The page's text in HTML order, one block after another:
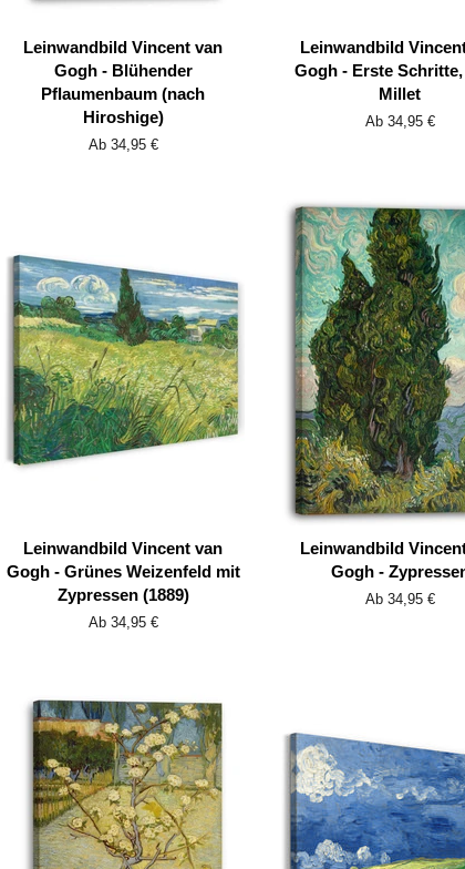
Leinwandbild Vincent van
Gogh - Blühender
Pflaumenbaum (nach
Hiroshige)
Ab 34,95 €
Leinwandbild
Gogh - Erste
Millet
Ab 34,95 €
Leinwandbild Vincent van
Gogh - Grünes Weizenfeld mit
Zypressen (1889)
Ab 34,95 €
Leinwandbild
Gogh -
Ab 34,95 €